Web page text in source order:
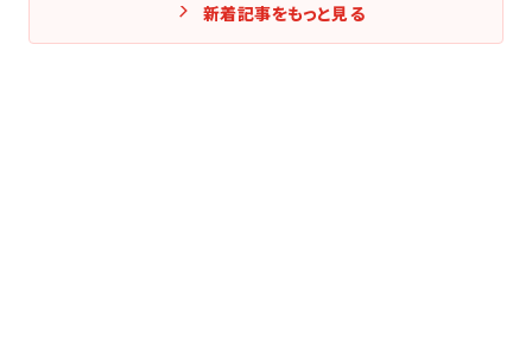
新着記事をもっと見る